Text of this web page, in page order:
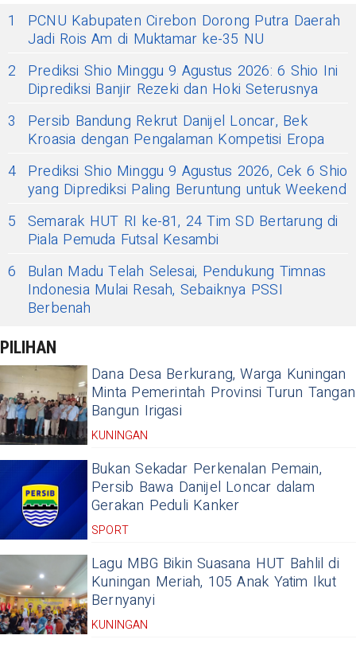
1
PCNU Kabupaten Cirebon Dorong Putra Daerah
Jadi Rois Am di Muktamar ke-35 NU
2
Prediksi Shio Minggu 9 Agustus 2026: 6 Shio Ini
Diprediksi Banjir Rezeki dan Hoki Seterusnya
3
Persib Bandung Rekrut Danijel Loncar, Bek
Kroasia dengan Pengalaman Kompetisi Eropa
4 Prediksi Shio Minggu 9 Agustus 2026, Cek 6 Shio
yang Diprediksi Paling Beruntung untuk Weekend
5 Semarak HUT RI ke-81, 24 Tim SD Bertarung di
Piala Pemuda Futsal Kesambi
6
Bulan Madu Telah Selesai, Pendukung Timnas
Indonesia Mulai Resah, Sebaiknya PSSI
Berbenah
PILIHAN
Dana Desa Berkurang, Warga Kuningan
Minta Pemerintah Provinsi Turun Tangan
Bangun Irigasi
KUNINGAN
Bukan Sekadar Perkenalan Pemain,
Persib Bawa Danijel Loncar dalam
Gerakan Peduli Kanker
SPORT
Lagu MBG Bikin Suasana HUT Bahlil di
Kuningan Meriah, 105 Anak Yatim Ikut
Bernyanyi
KUNINGAN